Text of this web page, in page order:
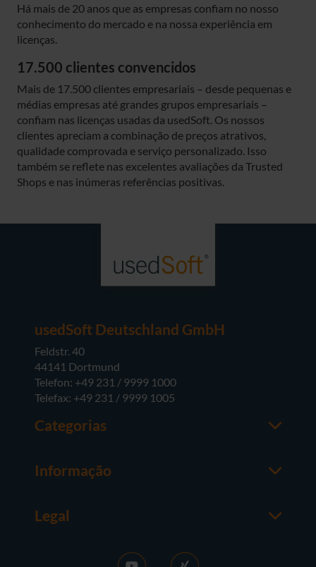
Há mais de 20 anos que as empresas confiam no nosso
conhecimento do mercado e na nossa experiência em
licenças.
17.500 clientes convencidos
Mais de 17.500 clientes empresariais – desde pequenas e
médias empresas até grandes grupos empresariais –
confiam nas licenças usadas da usedSoft. Os nossos
clientes apreciam a combinação de preços atrativos,
qualidade comprovada e serviço personalizado. Isso
também se reflete nas excelentes avaliações da Trusted
Shops e nas inúmeras referências positivas.
usedSoft Deutschland GmbH
Feldstr. 40
44141 Dortmund
Telefon: +49 231 / 9999 1000
Telefax: +49 231 / 9999 1005
Categorias
M365
Server
Hardware
Informação
Sobre a usedSoft
Coisas a saber
Legal